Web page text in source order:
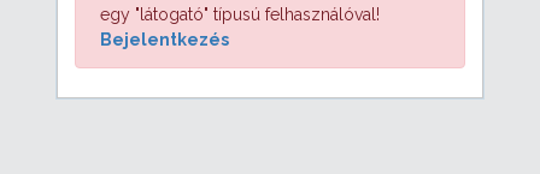
egy "látogató" típusú felhasználóval!
Bejelentkezés